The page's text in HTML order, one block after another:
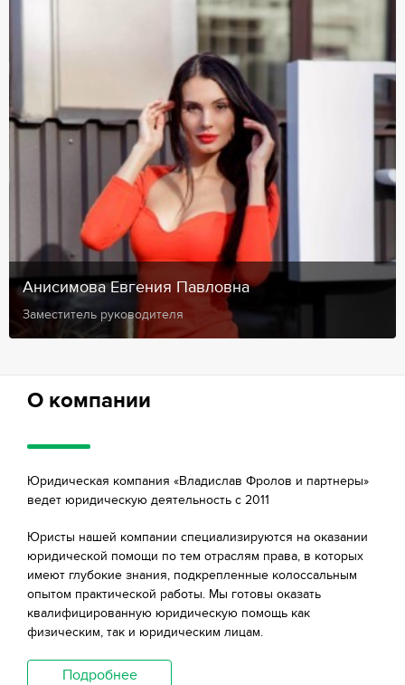
Анисимова Евгения Павловна
Заместитель руководителя
О компании
Юридическая компания «Владислав Фролов и партнеры»
ведет юридическую деятельность с 2011
Юристы нашей компании специализируются на оказании
юридической помощи по тем отраслям права, в которых
имеют глубокие знания, подкрепленные колоссальным
опытом практической работы. Мы готовы оказать
квалифицированную юридическую помощь как
физическим, так и юридическим лицам.
Подробнее